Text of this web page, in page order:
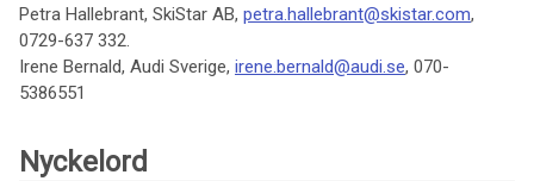
Petra Hallebrant, SkiStar AB, petra.hallebrant@skistar.com,
0729-637 332.
Irene Bernald, Audi Sverige, irene.bernald@audi.se, 070-
5386551
Nyckelord